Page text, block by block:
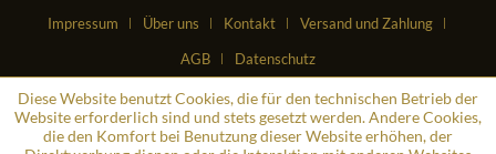
Impressum Über uns Kontakt
Versand und Zahlung
AGB
Datenschutz
Diese Website benutzt Cookies, die für den technischen Betrieb der
Website erforderlich sind und stets gesetzt werden. Andere Cookies,
die den Komfort bei Benutzung dieser Website erhöhen, der